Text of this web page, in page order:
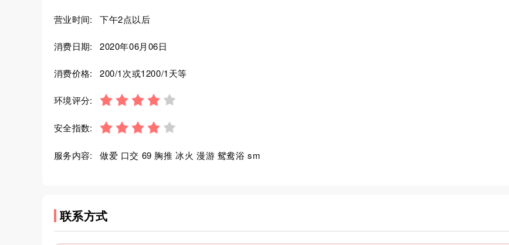
营业时间: 下午2点以后
消费日期: 2020年06月06日
消费价格: 200/1次或1200/1天等
环境评分:
安全指数:
服务内容: 做爱 口交 69 胸推 冰火 漫游 鸳鸯浴 sm
联系方式